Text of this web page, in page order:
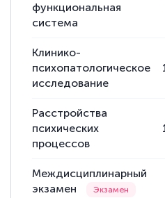
функциональная
система
Клинико-
психопатологическое
исследование
Расстройства
психических
процессов
Междисциплинарный
экзамен